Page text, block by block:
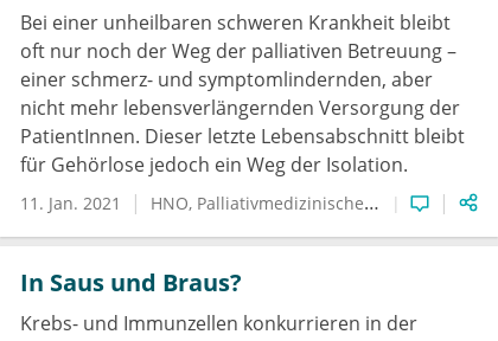
Bei einer unheilbaren schweren Krankheit bleibt
oft nur noch der Weg der palliativen Betreuung –
einer schmerz- und symptomlindernden, aber
nicht mehr lebensverlängernden Versorgung der
PatientInnen. Dieser letzte Lebensabschnitt bleibt
für Gehörlose jedoch ein Weg der Isolation.
11. Jan. 2021 HNO Palliativmedizinische Therapie
In Saus und Braus?
Krebs- und Immunzellen konkurrieren in der